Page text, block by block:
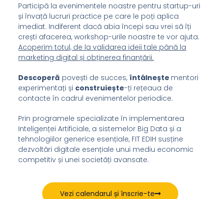
Participă la evenimentele noastre pentru startup-uri
și învață lucruri practice pe care le poți aplica
imediat. Indiferent dacă abia începi sau vrei să îți
crești afacerea, workshop-urile noastre te vor ajuta.
Acoperim totul, de la validarea ideii tale până la
marketing digital și obținerea finanțării.
Descoperă povești de succes, întâlnește mentori
experimentați și construiește-ți rețeaua de
contacte în cadrul evenimentelor periodice.
Prin programele specializate în implementarea
Inteligenței Artificiale, a sistemelor Big Data și a
tehnologiilor generice esențiale, FIT EDIH susține
dezvoltări digitale esențiale unui mediu economic
competitiv și unei societăți avansate.
Vezi calendarul și înscrie-te